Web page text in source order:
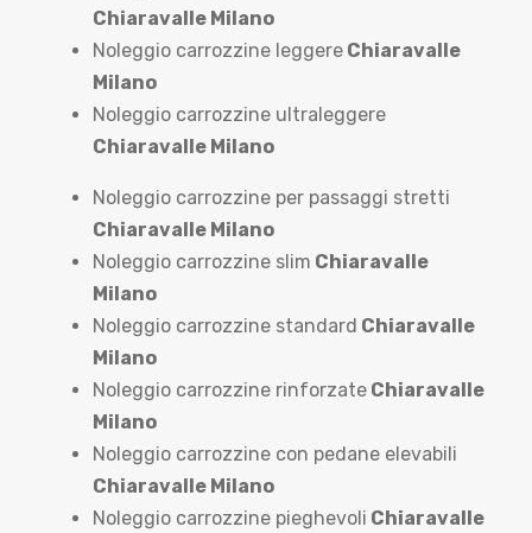
Chiaravalle Milano
Noleggio carrozzine leggere Chiaravalle
Milano
Noleggio carrozzine ultraleggere
Chiaravalle Milano
Noleggio carrozzine per passaggi stretti
Chiaravalle Milano
Noleggio carrozzine slim Chiaravalle
Milano
Noleggio carrozzine standard Chiaravalle
Milano
Noleggio carrozzine rinforzate Chiaravalle
Milano
Noleggio carrozzine con pedane elevabili
Chiaravalle Milano
Noleggio carrozzine pieghevoli Chiaravalle